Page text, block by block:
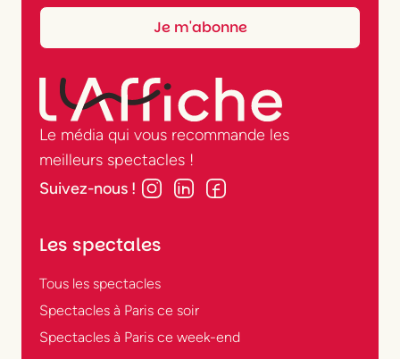
Le média qui vous recommande les
meilleurs spectacles !
Suivez-nous !
Les spectales
Tous les spectacles
Spectacles à Paris ce soir
Spectacles à Paris ce week-end